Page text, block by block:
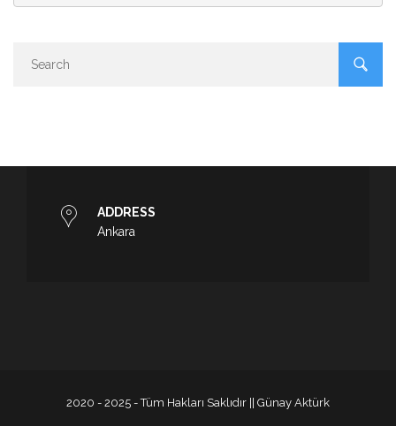
ADDRESS
Ankara
2020 - 2025 - Tüm Hakları Saklıdır || Günay Aktürk